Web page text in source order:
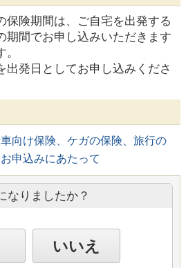
保険期間は、ご自宅を出発する
期間でお申し込みいただきます
出発日としてお申し込みくださ
向け保険、ケガの保険、旅行の
お申込みにあたって
なりましたか？
いいえ